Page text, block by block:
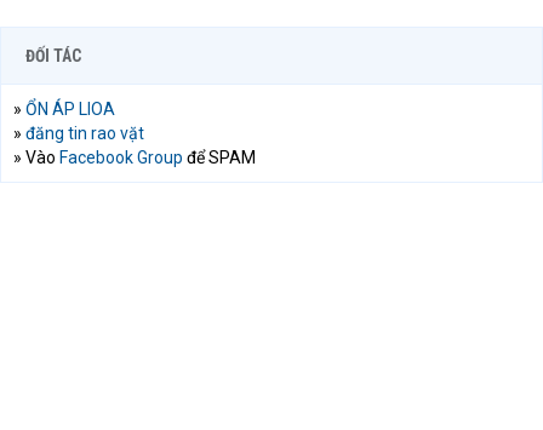
ĐỐI TÁC
» ỔN ÁP LIOA
» đăng tin rao vặt
» Vào Facebook Group để SPAM